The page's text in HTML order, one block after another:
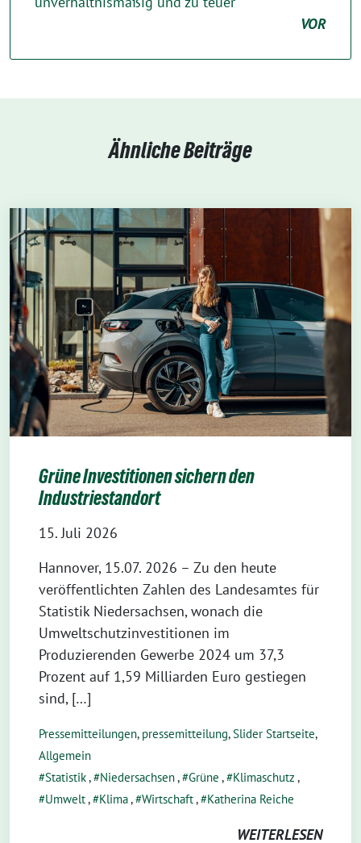
VOR
Ähnliche Beiträge
Grüne Investitionen sichern den
Industriestandort
15. Juli 2026
Hannover, 15.07. 2026 – Zu den heute
veröffentlichten Zahlen des Landesamtes für
Statistik Niedersachsen, wonach die
Umweltschutzinvestitionen im
Produzierenden Gewerbe 2024 um 37,3
Prozent auf 1,59 Milliarden Euro gestiegen
sind, […]
Pressemitteilungen, pressemitteilung,Slider Startseite,
Allgemein
Statistik, Niedersachsen, Grüne , Klimaschutz ,
Umwelt, Klima, Wirtschaft, Katherina Reiche
WEITERLESEN